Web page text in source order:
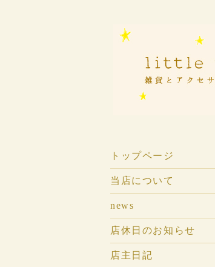
トップページ
当店について
news
店休日のお知らせ
店主日記